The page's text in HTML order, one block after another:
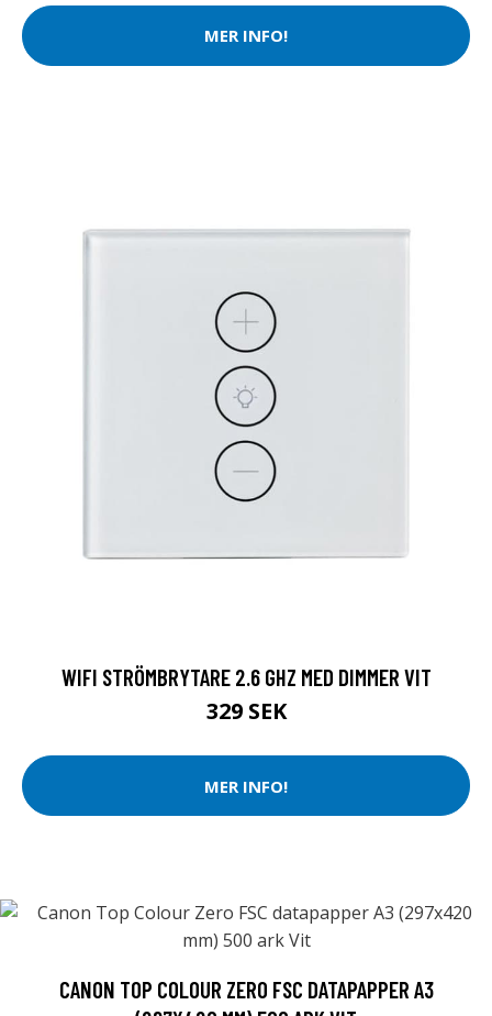
MER INFO!
WIFI STRÖMBRYTARE 2.6 GHZ MED DIMMER VIT
329 SEK
MER INFO!
CANON TOP COLOUR ZERO FSC DATAPAPPER A3